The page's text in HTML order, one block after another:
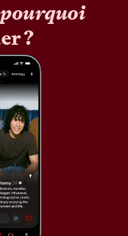
pourquoi
?